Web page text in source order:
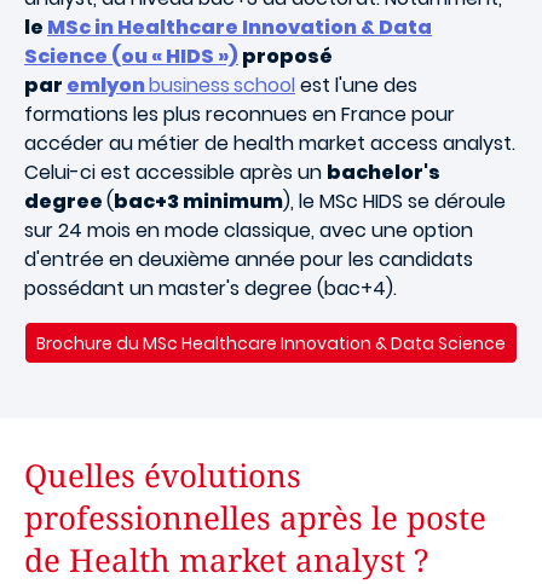
le MSc in Healthcare Innovation & Data
Science (ou « HIDS »)proposé
par emlyonbusinessschool est l'une des
formations les plus reconnues en France pour
accéder au métier de health market access analyst.
Celui-ci est accessible après un bachelor's
degree(bac+3 minimum), le MSc HIDS se déroule
sur 24 mois en mode classique, avec une option
d'entrée en deuxième année pour les candidats
possédant un master's degree (bac+4).
Brochure du MSc Healthcare Innovation & Data Science
Quelles évolutions
professionnelles après le poste
de Health market analyst ?